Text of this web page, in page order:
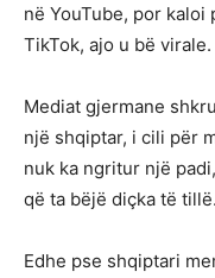
në YouTube, por
TikTok, ajo u bë virale.
Mediat gjermane
një shqiptar, i cili për
nuk ka ngritur një
që ta bëjë diçka të tillë.
Edhe pse shqiptari